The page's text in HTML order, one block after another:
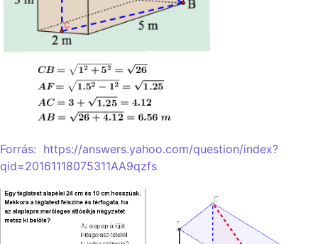
Forrás: https://answers.yahoo.com/question/index?
qid=20161118075311AA9qzfs